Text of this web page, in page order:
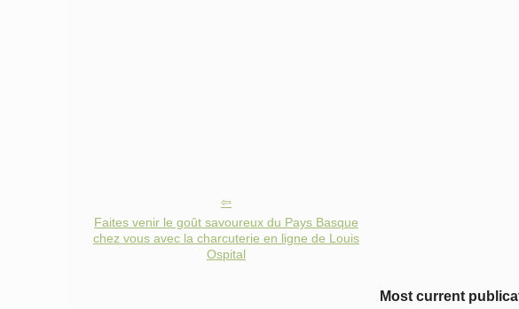
Faites venir le goût savoureux du Pays Basque
chez vous avec la charcuterie en ligne de Louis
Ospital
Most current